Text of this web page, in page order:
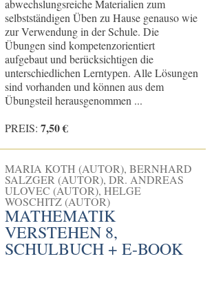
abwechslungsreiche Materialien zum
selbstständigen Üben zu Hause genauso wie
zur Verwendung in der Schule. Die
Übungen sind kompetenzorientiert
aufgebaut und berücksichtigen die
unterschiedlichen Lerntypen. Alle Lösungen
sind vorhanden und können aus dem
Übungsteil herausgenommen ...
PREIS: 7,50 €
MARIA KOTH (AUTOR), BERNHARD
SALZGER (AUTOR), DR. ANDREAS
ULOVEC (AUTOR), HELGE
WOSCHITZ (AUTOR)
MATHEMATIK
VERSTEHEN 8,
SCHULBUCH + E-BOOK